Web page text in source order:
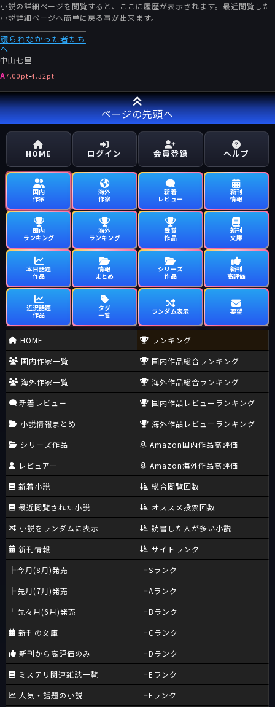
開催し、地域の結束が強まりました。地域の連携が強化され、住
民同士の絆も深まりました。
4. **精神的な支え**: オリンピックの成功が被災地の人々に希望
となりました。
5. **文化的交流**: 国内外から多くの人々が訪れることで、被災
地の文化や伝統が広く知られるようになりました。地域の魅力が
再評価されるきっかけとなりました。
これらのメリットにより、被災地は一歩ずつ前進し、明るい未来
に向けた基盤が築かれました。」
小説の詳細ページを閲覧すると、ここに履歴が表示されます。最近閲覧した
小説詳細ページへ簡単に戻る事が出来ます。
護られなかった者たち
へ
中山七里
A7.00pt-4.32pt
ページの先頭へ
HOME ログイン 会員登録 ヘルプ
国内
作家
海外
作家
新着
レビュー
新刊
情報
国内
ランキング
海外
ランキング
受賞
作品
新刊
文庫
本日話題
作品
情報
まとめ
シリーズ
作品
新刊
高評価
近況話題
作品
タグ
一覧
ランダム表示 要望
HOME
国内作家一覧
海外作家一覧
新着レビュー
小説情報まとめ
シリーズ作品
レビュアー
新着小説
最近閲覧された小説
小説をランダムに表示
新刊情報
今月(8月)発売
先月(7月)発売
先々月(6月)発売
新刊の文庫
新刊から高評価のみ
ミステリ関連雑誌一覧
人気・話題の小説
ランキング
国内作品総合ランキング
海外作品総合ランキング
国内作品レビューランキング
海外作品レビューランキング
Amazon国内作品高評価
Amazon海外作品高評価
総合閲覧回数
オススメ投票回数
読書した人が多い小説
サイトランク
Sランク
Aランク
Bランク
Cランク
Dランク
Eランク
Fランク